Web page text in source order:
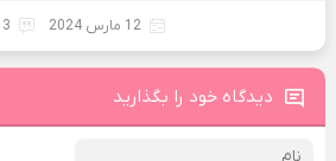
12 مارس 2024 3 نظر
دیدگاه خود را بگذارید